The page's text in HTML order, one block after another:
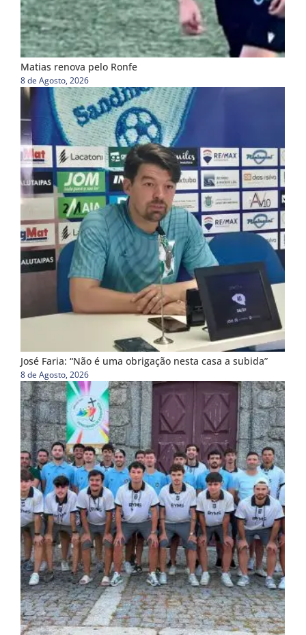
Matias renova pelo Ronfe
8 de Agosto, 2026
José Faria: “Não é uma obrigação nesta casa a subida”
8 de Agosto, 2026